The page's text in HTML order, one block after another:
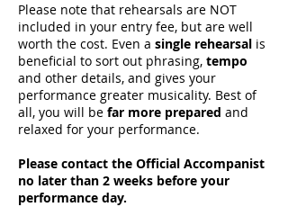
Please note that rehearsals are NOT
included in your entry fee, but are well
worth the cost. Even a single rehearsal is
beneficial to sort out phrasing, tempo
and other details, and gives your
performance greater musicality. Best of
all, you will be far more prepared and
relaxed for your performance.
Please contact the Official Accompanist
no later than 2 weeks before your
performance day.